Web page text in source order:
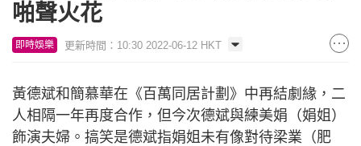
啪聲火花
即時娛樂 更新時間：10:30 2022-06-12 HKT
黃德斌和簡慕華在《百萬同居計劃》中再結劇緣，二
人相隔一年再度合作，但今次德斌與練美娟（娟姐）
飾演夫婦。搞笑是德斌指娟姐未有像對待梁業（肥